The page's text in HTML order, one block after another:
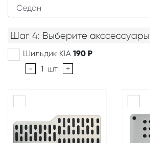
Шаг 4: Выберите акссессуары
Шильдик KIA 190 Р
-
1 шт +